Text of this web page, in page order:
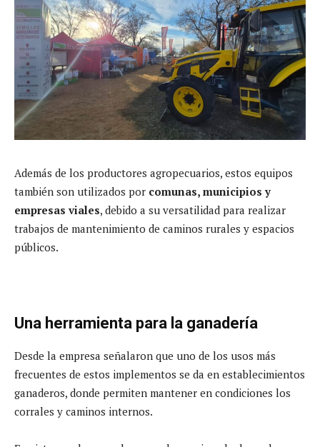
Además de los productores agropecuarios, estos equipos
también son utilizados por comunas, municipios y
empresas viales, debido a su versatilidad para realizar
trabajos de mantenimiento de caminos rurales y espacios
públicos.
Una herramienta para la ganadería
Desde la empresa señalaron que uno de los usos más
frecuentes de estos implementos se da en establecimientos
ganaderos, donde permiten mantener en condiciones los
corrales y caminos internos.